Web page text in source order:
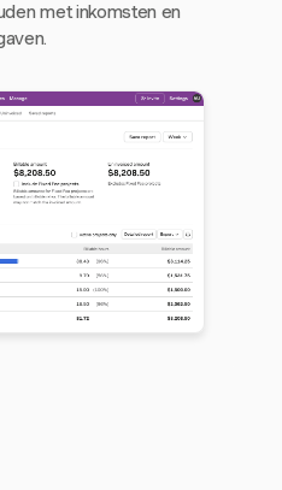
met inkomsten en